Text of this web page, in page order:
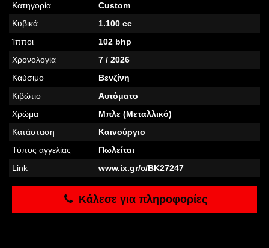
Κατηγορία
Custom
Κυβικά
1.100 cc
Ίπποι
102 bhp
Χρονολογία
7 / 2026
Καύσιμο
Βενζίνη
Κιβώτιο
Αυτόματο
Χρώμα
Μπλε­ (Μεταλλικό)
Κατάσταση
Καινούργιο
Τύπος αγγελίας
Πωλείται
Link
www.ix.gr/c/BK27247
Κάλεσε για πληροφορίες